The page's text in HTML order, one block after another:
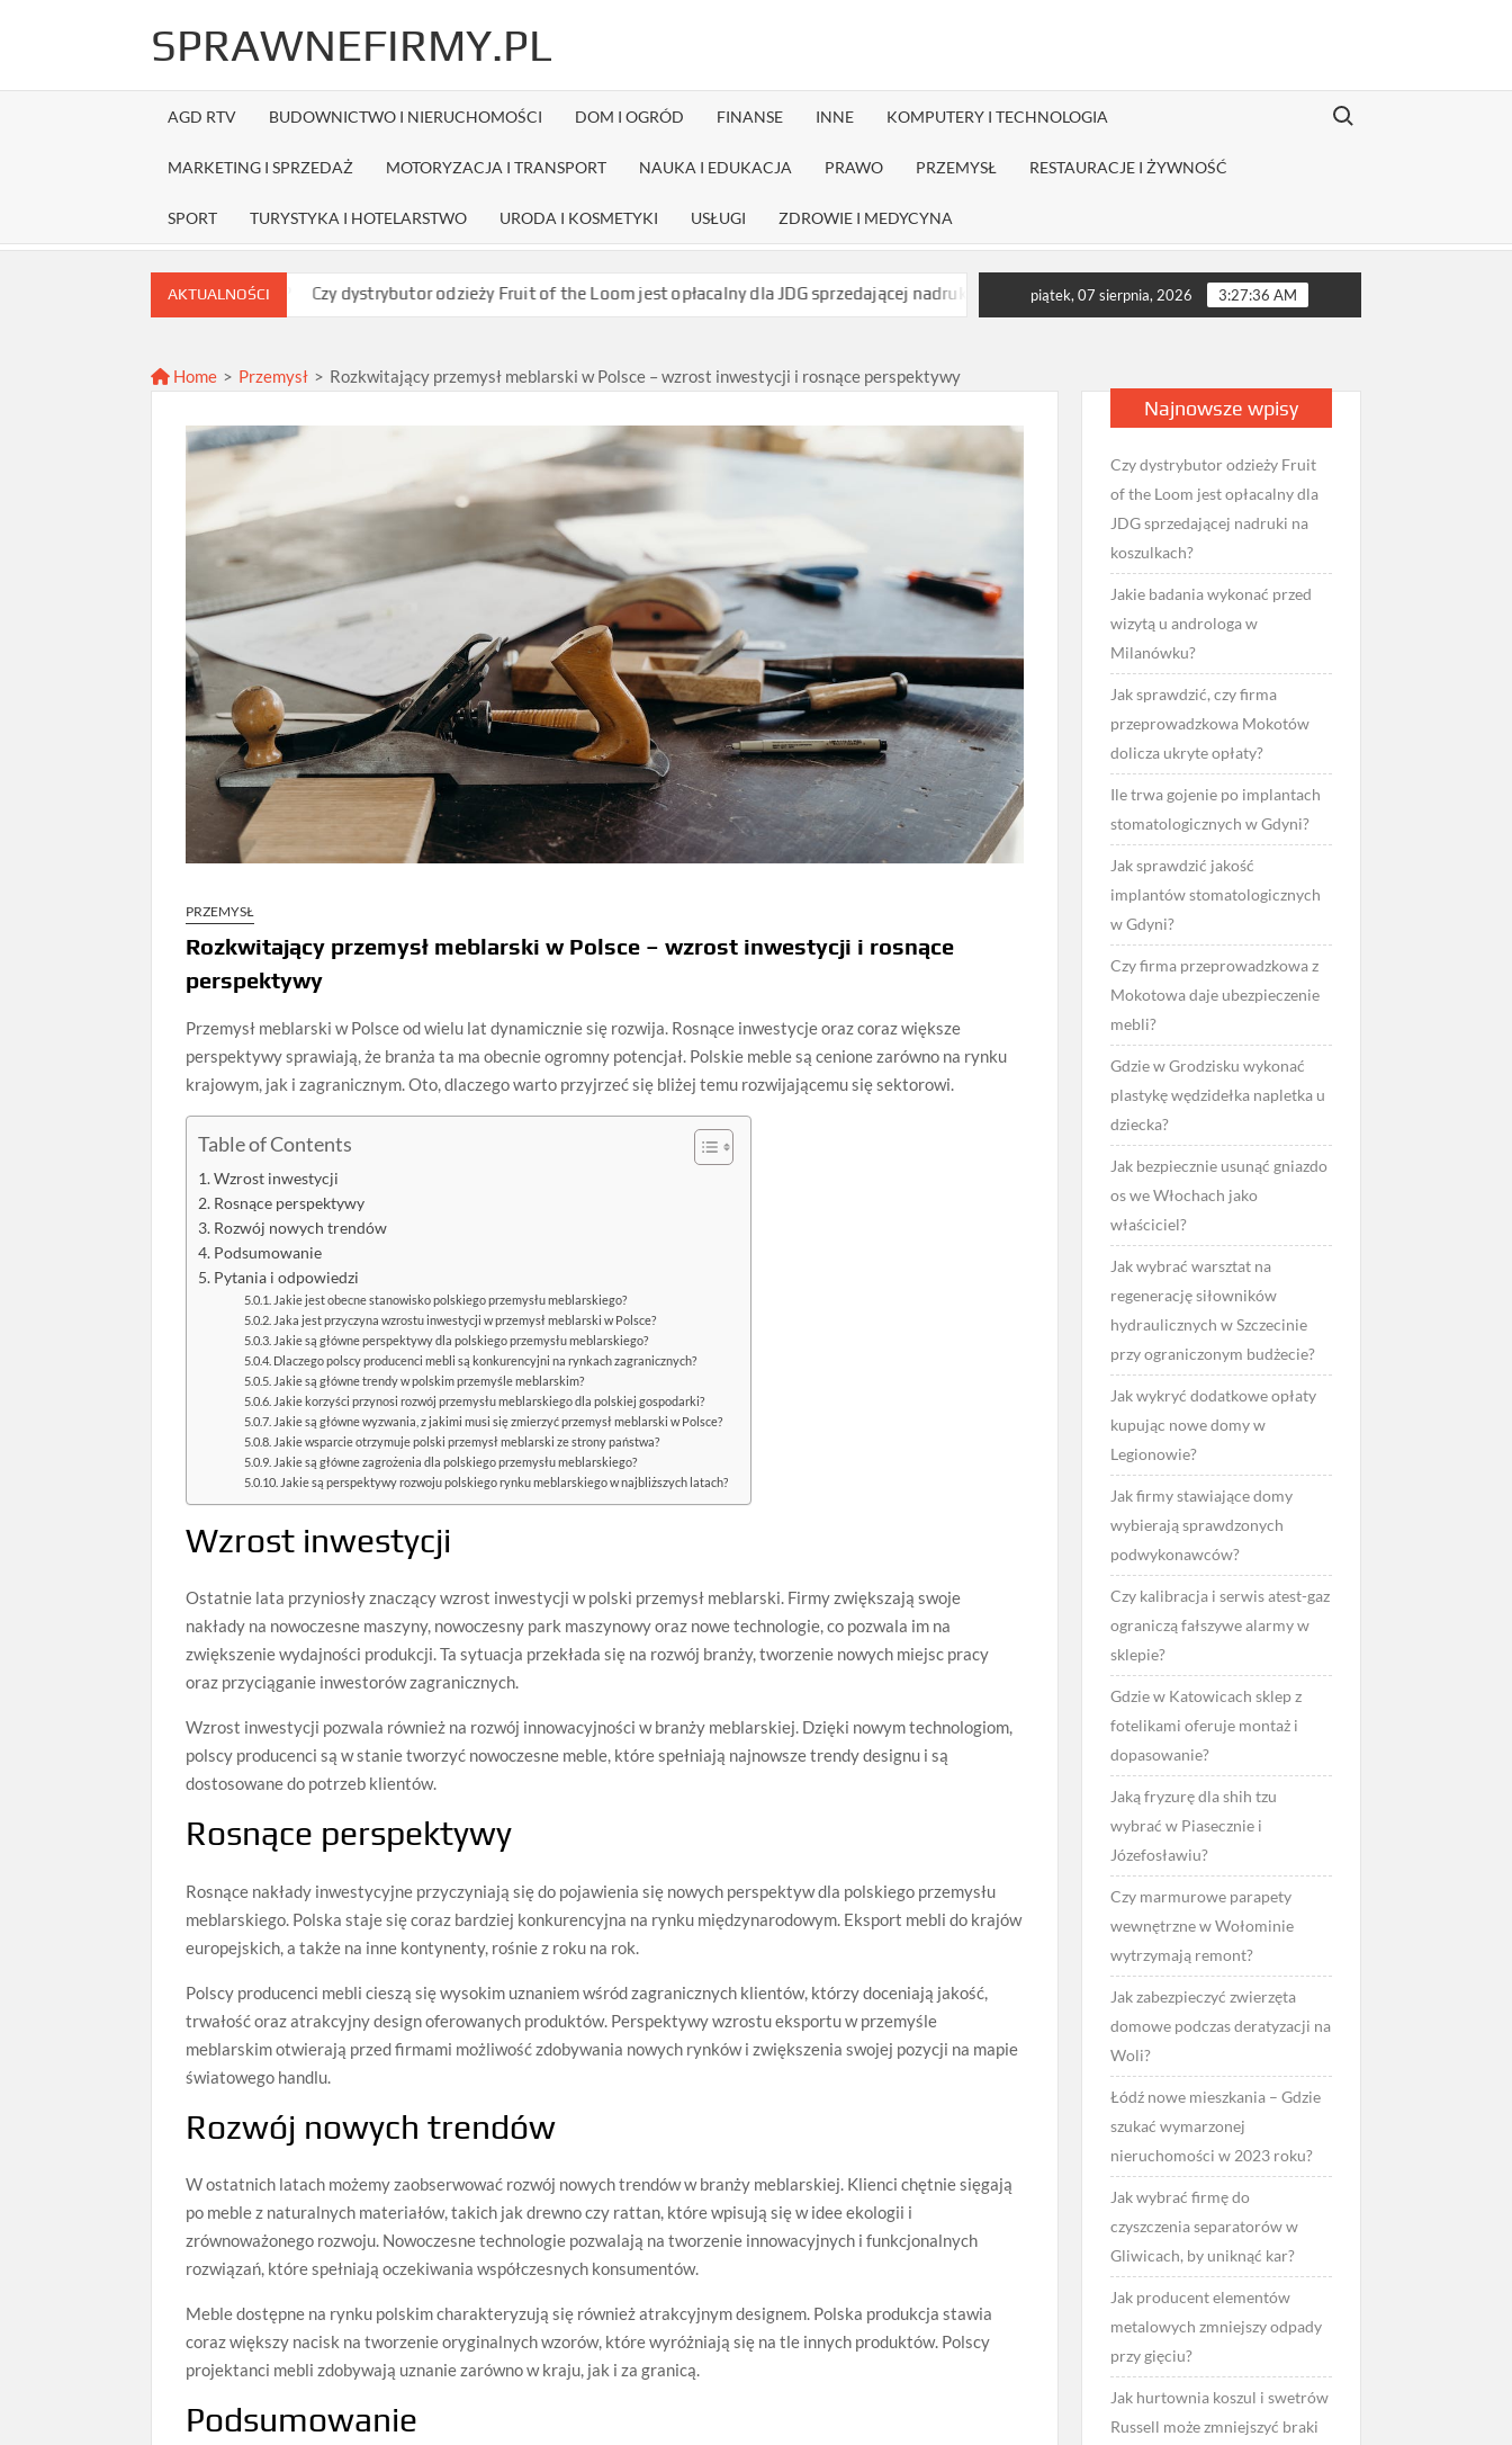
SPRAWNEFIRMY.PL
AGD RTV BUDOWNICTWO I NIERUCHOMOŚCI DOM I OGRÓD FINANSE INNE KOMPUTERY I TECHNOLOGIA
MARKETING I SPRZEDAŻ MOTORYZACJA I TRANSPORT NAUKA I EDUKACJA PRAWO PRZEMYSŁ RESTAURACJE I ŻYWNOŚĆ
SPORT TURYSTYKA I HOTELARSTWO URODA I KOSMETYKI USŁUGI ZDROWIE I MEDYCYNA
Search for:
AKTUALNOŚCI
Czy dystrybutor odzieży Fruit of the Loom jest opłacalny dla JDG sprzedającej nadruki na koszulkach? Jakie badania wykonać przed wizytą u androloga w Milanówku?
piątek, 07 sierpnia, 2026 3:27:38 AM
Home > Przemysł > Rozkwitający przemysł meblarski w Polsce – wzrost inwestycji i rosnące perspektywy
PRZEMYSŁ
Rozkwitający przemysł meblarski w Polsce – wzrost inwestycji i rosnące
perspektywy
Przemysł meblarski w Polsce od wielu lat dynamicznie się rozwija. Rosnące inwestycje oraz coraz większe
perspektywy sprawiają, że branża ta ma obecnie ogromny potencjał. Polskie meble są cenione zarówno na rynku
krajowym, jak i zagranicznym. Oto, dlaczego warto przyjrzeć się bliżej temu rozwijającemu się sektorowi.
Table of Contents
Wzrost inwestycji
Rosnące perspektywy
Rozwój nowych trendów
Podsumowanie
Pytania i odpowiedzi
Jakie jest obecne stanowisko polskiego przemysłu meblarskiego?
Jaka jest przyczyna wzrostu inwestycji w przemysł meblarski w Polsce?
Jakie są główne perspektywy dla polskiego przemysłu meblarskiego?
Dlaczego polscy producenci mebli są konkurencyjni na rynkach zagranicznych?
Jakie są główne trendy w polskim przemyśle meblarskim?
Jakie korzyści przynosi rozwój przemysłu meblarskiego dla polskiej gospodarki?
Jakie są główne wyzwania, z jakimi musi się zmierzyć przemysł meblarski w Polsce?
Jakie wsparcie otrzymuje polski przemysł meblarski ze strony państwa?
Jakie są główne zagrożenia dla polskiego przemysłu meblarskiego?
Jakie są perspektywy rozwoju polskiego rynku meblarskiego w najbliższych latach?
Wzrost inwestycji
Ostatnie lata przyniosły znaczący wzrost inwestycji w polski przemysł meblarski. Firmy zwiększają swoje
nakłady na nowoczesne maszyny, nowoczesny park maszynowy oraz nowe technologie, co pozwala im na
zwiększenie wydajności produkcji. Ta sytuacja przekłada się na rozwój branży, tworzenie nowych miejsc pracy
oraz przyciąganie inwestorów zagranicznych.
Wzrost inwestycji pozwala również na rozwój innowacyjności w branży meblarskiej. Dzięki nowym technologiom,
polscy producenci są w stanie tworzyć nowoczesne meble, które spełniają najnowsze trendy designu i są
dostosowane do potrzeb klientów.
Rosnące perspektywy
Rosnące nakłady inwestycyjne przyczyniają się do pojawienia się nowych perspektyw dla polskiego przemysłu
meblarskiego. Polska staje się coraz bardziej konkurencyjna na rynku międzynarodowym. Eksport mebli do krajów
europejskich, a także na inne kontynenty, rośnie z roku na rok.
Polscy producenci mebli cieszą się wysokim uznaniem wśród zagranicznych klientów, którzy doceniają jakość,
trwałość oraz atrakcyjny design oferowanych produktów. Perspektywy wzrostu eksportu w przemyśle
meblarskim otwierają przed firmami możliwość zdobywania nowych rynków i zwiększenia swojej pozycji na mapie
światowego handlu.
Rozwój nowych trendów
W ostatnich latach możemy zaobserwować rozwój nowych trendów w branży meblarskiej. Klienci chętnie sięgają
po meble z naturalnych materiałów, takich jak drewno czy rattan, które wpisują się w idee ekologii i
zrównoważonego rozwoju. Nowoczesne technologie pozwalają na tworzenie innowacyjnych i funkcjonalnych
rozwiązań, które spełniają oczekiwania współczesnych konsumentów.
Meble dostępne na rynku polskim charakteryzują się również atrakcyjnym designem. Polska produkcja stawia
coraz większy nacisk na tworzenie oryginalnych wzorów, które wyróżniają się na tle innych produktów. Polscy
projektanci mebli zdobywają uznanie zarówno w kraju, jak i za granicą.
Podsumowanie
Najnowsze wpisy
Czy dystrybutor odzieży Fruit
of the Loom jest opłacalny dla
JDG sprzedającej nadruki na
koszulkach?
Jakie badania wykonać przed
wizytą u androloga w
Milanówku?
Jak sprawdzić, czy firma
przeprowadzkowa Mokotów
dolicza ukryte opłaty?
Ile trwa gojenie po implantach
stomatologicznych w Gdyni?
Jak sprawdzić jakość
implantów stomatologicznych
w Gdyni?
Czy firma przeprowadzkowa z
Mokotowa daje ubezpieczenie
mebli?
Gdzie w Grodzisku wykonać
plastykę wędzidełka napletka u
dziecka?
Jak bezpiecznie usunąć gniazdo
os we Włochach jako
właściciel?
Jak wybrać warsztat na
regenerację siłowników
hydraulicznych w Szczecinie
przy ograniczonym budżecie?
Jak wykryć dodatkowe opłaty
kupując nowe domy w
Legionowie?
Jak firmy stawiające domy
wybierają sprawdzonych
podwykonawców?
Czy kalibracja i serwis atest-gaz
ograniczą fałszywe alarmy w
sklepie?
Gdzie w Katowicach sklep z
fotelikami oferuje montaż i
dopasowanie?
Jaką fryzurę dla shih tzu
wybrać w Piasecznie i
Józefosławiu?
Czy marmurowe parapety
wewnętrzne w Wołominie
wytrzymają remont?
Jak zabezpieczyć zwierzęta
domowe podczas deratyzacji na
Woli?
Łódź nowe mieszkania – Gdzie
szukać wymarzonej
nieruchomości w 2023 roku?
Jak wybrać firmę do
czyszczenia separatorów w
Gliwicach, by uniknąć kar?
Jak producent elementów
metalowych zmniejszy odpady
przy gięciu?
Jak hurtownia koszul i swetrów
Russell może zmniejszyć braki